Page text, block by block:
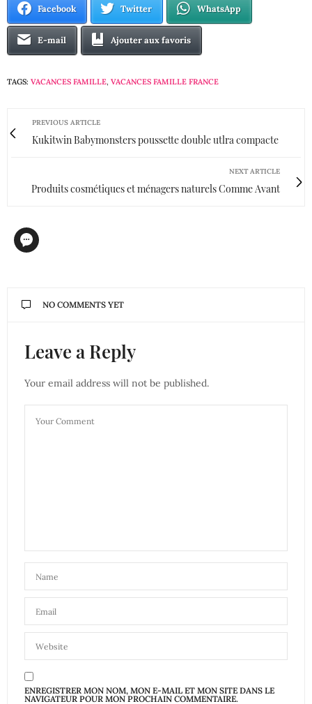
Facebook Twitter WhatsApp
E-mail Ajouter aux favoris
TAGS: VACANCES FAMILLE, VACANCES FAMILLE FRANCE
PREVIOUS ARTICLE
Kukitwin Babymonsters poussette double utlra compacte
NEXT ARTICLE
Produits cosmétiques et ménagers naturels Comme Avant
NO COMMENTS YET
Leave a Reply
Your email address will not be published.
ENREGISTRER MON NOM, MON E-MAIL ET MON SITE DANS LE
NAVIGATEUR POUR MON PROCHAIN COMMENTAIRE.